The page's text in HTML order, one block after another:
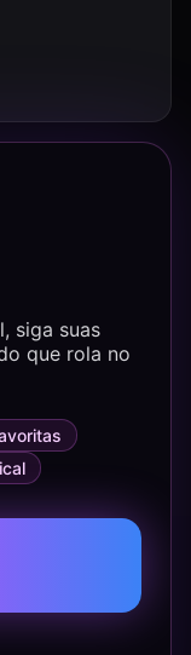
siga suas
que rola no